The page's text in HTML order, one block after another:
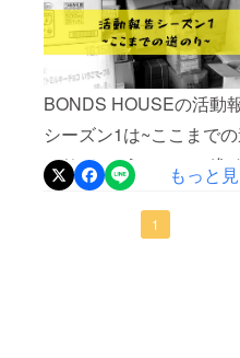
スプレイ”トラッシュ折り
とは作られ、ゴミとな
しまった折り鶴のことで
す。被災地支援で千羽
送られることに関して処分
に膨大なお金がかかると
う事で現在千羽鶴に関して
わる畳店さんで作成した畳
をぜひご覧くださいね！
こからどうするか...とい
期です笑一番最初の自分の
構想はこのような屋上
ることを考えていました
文にもあるようにCHILL
場所、このような仲間が集
まれる最高な空間を追い
めて作りました！まず芝生
BONDS HOUSEの活動
シーズン1は~ここまで
のり~というテーマで進
せていただきます！
HOUSEは2018年5月に契
もっと
1